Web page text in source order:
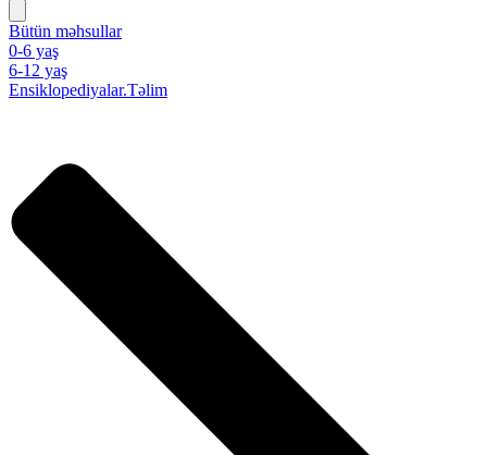
Bütün məhsullar
0-6 yaş
6-12 yaş
Ensiklopediyalar.Təlim